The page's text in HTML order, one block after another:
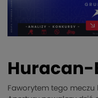
Faworytem tego